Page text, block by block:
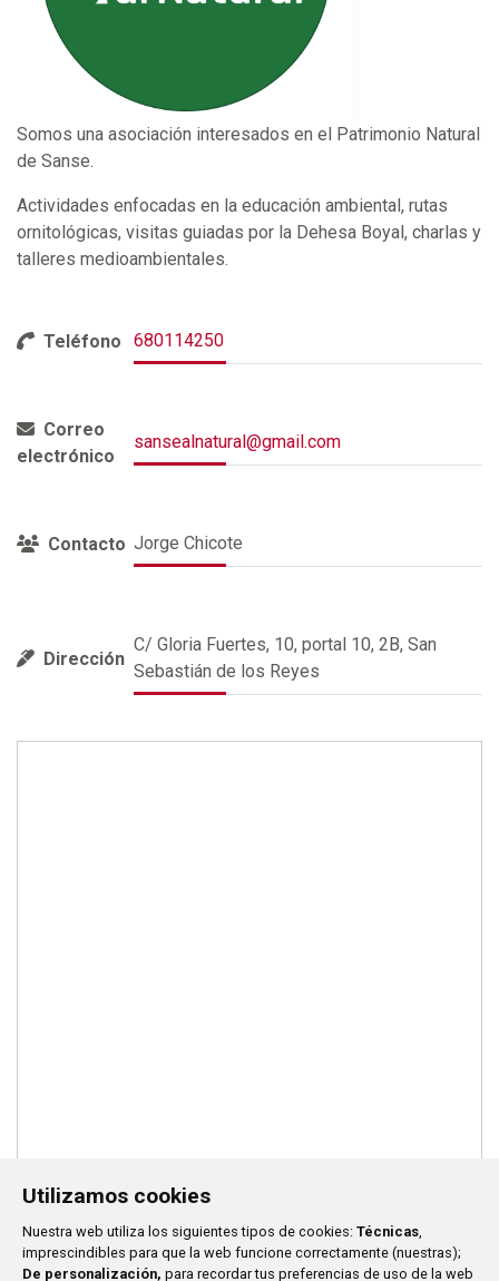
Utilizamos cookies
Nuestra web utiliza los siguientes tipos de cookies: Técnicas,
imprescindibles para que la web funcione correctamente (nuestras);
De personalización, para recordar tus preferencias de uso de la web
Somos una asociación interesados en el Patrimonio Natural
de Sanse.
Actividades enfocadas en la educación ambiental, rutas
ornitológicas, visitas guiadas por la Dehesa Boyal, charlas y
talleres medioambientales.
Teléfono 680114250
Correo
electrónico
sansealnatural@gmail.com
Contacto Jorge Chicote
Dirección
C/ Gloria Fuertes, 10, portal 10, 2B, San
Sebastián de los Reyes